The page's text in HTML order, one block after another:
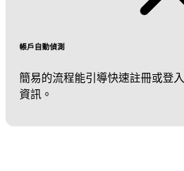
帳戶自動偵測
簡易的流程能引導快速註冊或登
資訊。